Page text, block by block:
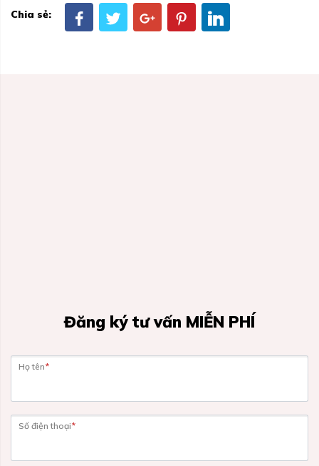
Chia sẻ:
Đăng ký tư vấn MIỄN PHÍ
Họ tên*
Số điện thoại*